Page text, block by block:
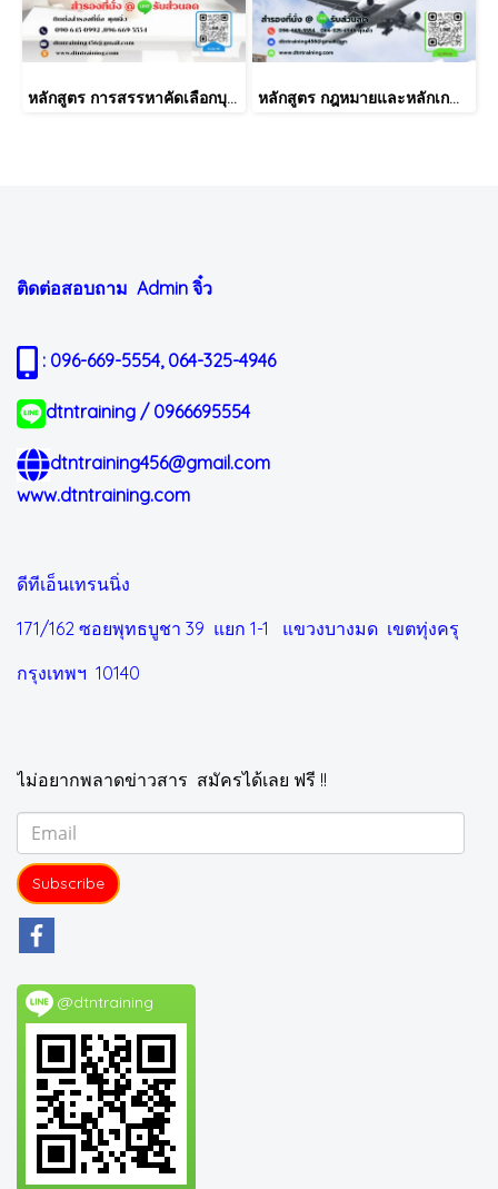
หลักสูตร การสรรหาคัดเลือกบุคลากรอย่างเป็นระบบ และเทคนิคการสัมภาษณ์ เพื่อให้ได้คนที่ใช่ (Recruitment for the Right Fit) หลักสูตร กฎหมายและหลักเกณฑ์สำคัญ ในการการผ่านพิธีการศุลกากร การชำระภาษีศุลกากรได้อย่างมีประสิทธิภาพ
ติดต่อสอบถาม Admin จิ๋ว
: 096-669-5554, 064-325-4946
dtntraining / 0966695554
dtntraining456@gmail.com
www.dtntraining.com
ดีทีเอ็นเทรนนิ่ง
171/162 ซอยพุทธบูชา 39 แยก 1-1 แขวงบางมด เขตทุ่งครุ
กรุงเทพฯ 10140
ไม่อยากพลาดข่าวสาร สมัครได้เลย ฟรี !!
Subscribe
@dtntraining